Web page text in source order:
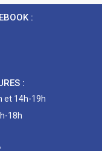
:
:
et 14h-19h
18h